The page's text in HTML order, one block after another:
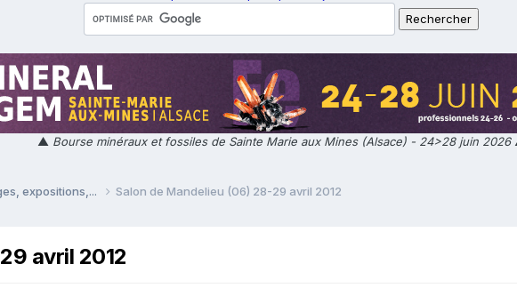
▲ Bourse minéraux et fossiles de Sainte Marie aux Mines (Alsace) - 24>28 juin 2026
expositions,... Salon de Mandelieu (06) 28-29 avril 2012
avril 2012